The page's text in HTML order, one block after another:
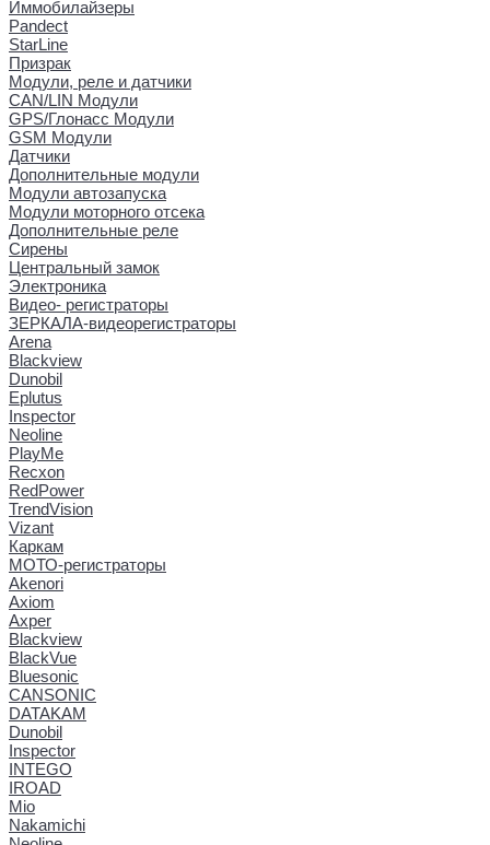
Иммобилайзеры
Pandect
StarLine
Призрак
Модули, реле и датчики
CAN/LIN Модули
GPS/Глонасс Модули
GSM Модули
Датчики
Дополнительные модули
Модули автозапуска
Модули моторного отсека
Дополнительные реле
Сирены
Центральный замок
Электроника
Видео- регистраторы
ЗЕРКАЛА-видеорегистраторы
Arena
Blackview
Dunobil
Eplutus
Inspector
Neoline
PlayMe
Recxon
RedPower
TrendVision
Vizant
Каркам
МОТО-регистраторы
Akenori
Axiom
Axper
Blackview
BlackVue
Bluesonic
CANSONIC
DATAKAM
Dunobil
Inspector
INTEGO
IROAD
Mio
Nakamichi